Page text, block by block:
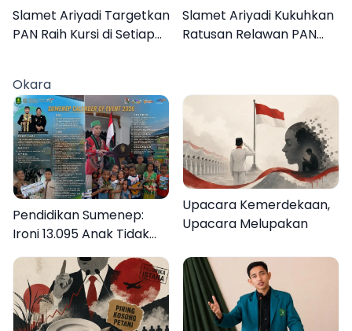
Slamet Ariyadi Targetkan
PAN Raih Kursi di Setiap
Slamet Ariyadi Kukuhkan
Ratusan Relawan PAN
Rakyat
Okara
Pendidikan Sumenep:
Ironi 13.095 Anak Tidak
Sekolah Menyaksikan
Semarak Festival
Kalender Event 2026
Upacara Kemerdekaan,
Upacara Melupakan